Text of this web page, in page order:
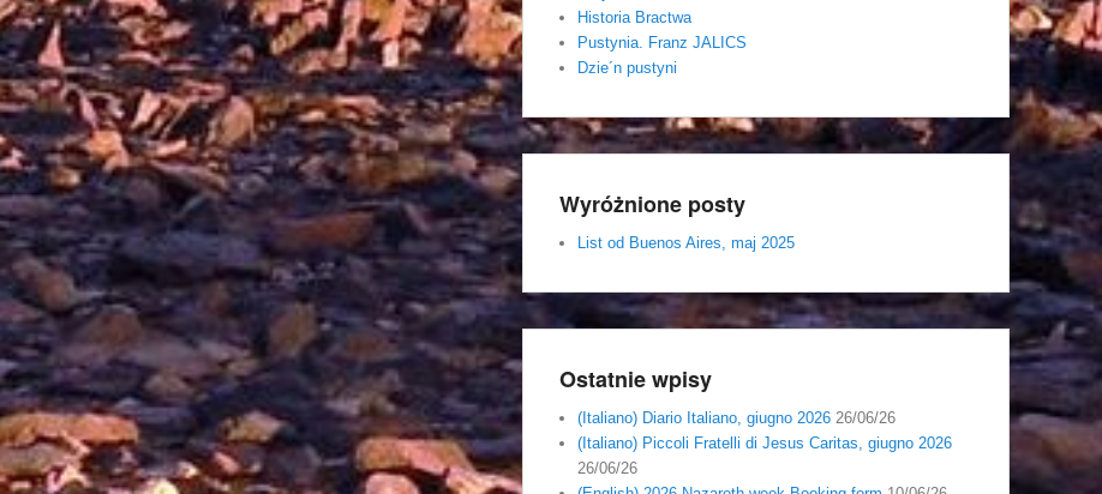
Historia Bractwa
Pustynia. Franz JALICS
Dzie´n pustyni
Wyróżnione posty
List od Buenos Aires, maj 2025
Ostatnie wpisy
(Italiano) Diario Italiano, giugno 2026 26/06/26
(Italiano) Piccoli Fratelli di Jesus Caritas, giugno 2026
26/06/26